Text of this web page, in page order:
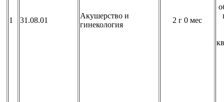
1 31.08.01
Акушерство и
гинекология
2 г 0 мес